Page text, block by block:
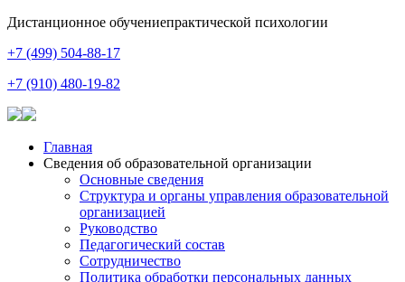
Дистанционное обучениепрактической психологии
+7 (499) 504-88-17
+7 (910) 480-19-82
Главная
Сведения об образовательной организации
Основные сведения
Структура и органы управления образовательной
организацией
Руководство
Педагогический состав
Сотрудничество
Политика обработки персональных данных